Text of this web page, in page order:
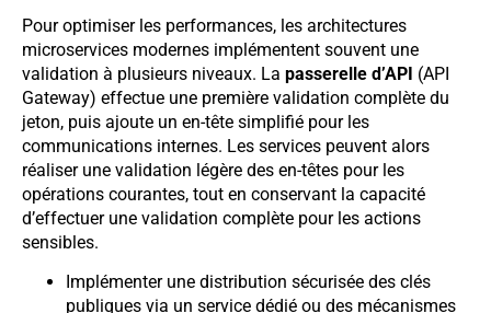
Pour optimiser les performances, les architectures
microservices modernes implémentent souvent une
validation à plusieurs niveaux. La passerelle d’API (API
Gateway) effectue une première validation complète du
jeton, puis ajoute un en-tête simplifié pour les
communications internes. Les services peuvent alors
réaliser une validation légère des en-têtes pour les
opérations courantes, tout en conservant la capacité
d’effectuer une validation complète pour les actions
sensibles.
Implémenter une distribution sécurisée des clés
publiques via un service dédié ou des mécanismes